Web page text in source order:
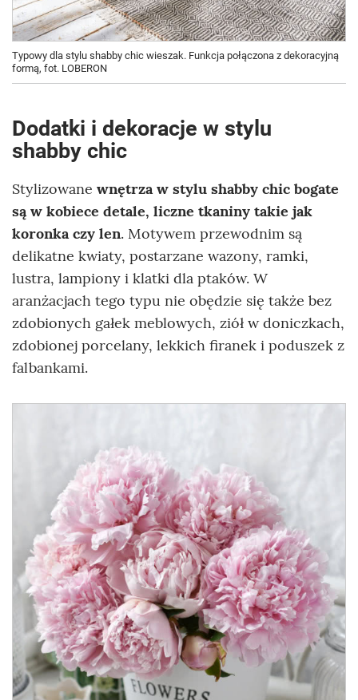
Typowy dla stylu shabby chic wieszak. Funkcja połączona z dekoracyjną
formą, fot. LOBERON
Dodatki i dekoracje w stylu
shabby chic
Stylizowane wnętrza w stylu shabby chic bogate
są w kobiece detale, liczne tkaniny takie jak
koronka czy len. Motywem przewodnim są
delikatne kwiaty, postarzane wazony, ramki,
lustra, lampiony i klatki dla ptaków. W
aranżacjach tego typu nie obędzie się także bez
zdobionych gałek meblowych, ziół w doniczkach,
zdobionej porcelany, lekkich firanek i poduszek z
falbankami.